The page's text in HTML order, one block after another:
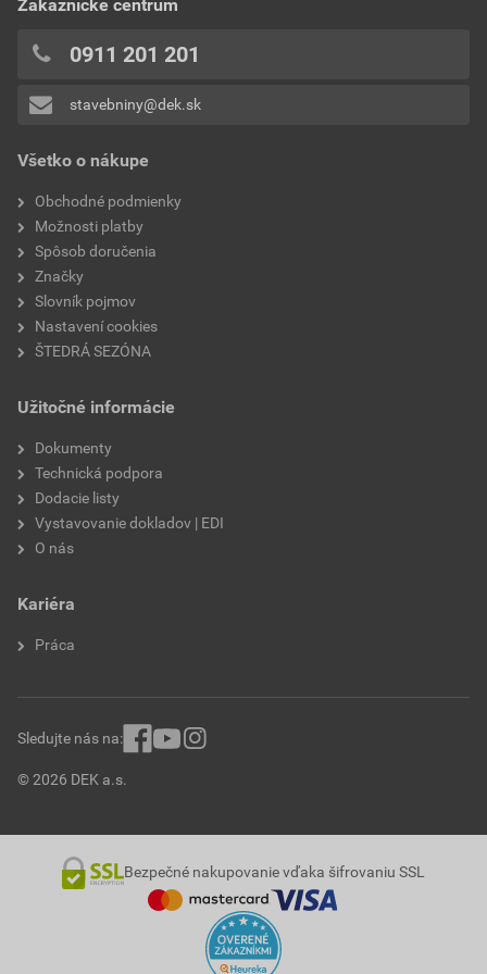
typ
Pridávať hodnotenie môže iba prihlásený užívateľ.
Všetko o nákupe
Obchodné podmienky
Možnosti platby
Spôsob doručenia
Značky
Slovník pojmov
Nastavení cookies
ŠTEDRÁ SEZÓNA
Užitočné informácie
Dokumenty
Technická podpora
Dodacie listy
Vystavovanie dokladov | EDI
O nás
Kariéra
Práca
Zákaznícke centrum
0911 201 201
stavebniny@dek.sk
© 2026 DEK a.s.
Sledujte nás na:
Bezpečné nakupovanie vďaka šifrovaniu SSL